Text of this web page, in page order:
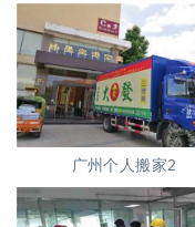
广州个人搬家2